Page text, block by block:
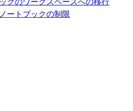
ートブックの制限